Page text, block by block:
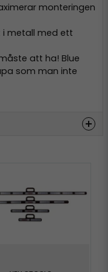
monteringen
i metall med ett
att ha! Blue
som man inte